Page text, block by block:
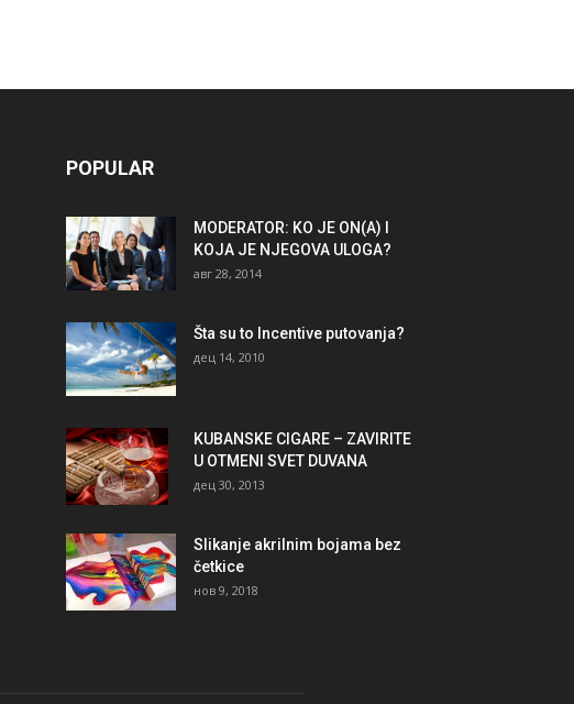
POPULAR
MODERATOR: KO JE ON(A) I
KOJA JE NJEGOVA ULOGA?
авг 28, 2014
Šta su to Incentive putovanja?
дец 14, 2010
KUBANSKE CIGARE – ZAVIRITE
U OTMENI SVET DUVANA
дец 30, 2013
Slikanje akrilnim bojama bez
četkice
нов 9, 2018